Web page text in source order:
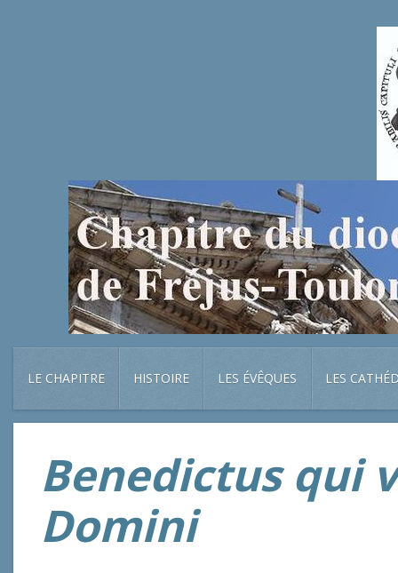
LE CHAPITRE HISTOIRE LES ÉVÊQUES LES
Benedictus qui
Domini